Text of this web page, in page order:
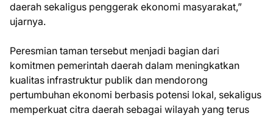
daerah sekaligus penggerak ekonomi masyarakat,”
ujarnya.
Peresmian taman tersebut menjadi bagian dari
komitmen pemerintah daerah dalam meningkatkan
kualitas infrastruktur publik dan mendorong
pertumbuhan ekonomi berbasis potensi lokal, sekaligus
memperkuat citra daerah sebagai wilayah yang terus